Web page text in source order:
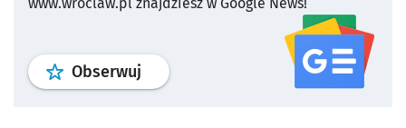
Obserwuj profil serwisu